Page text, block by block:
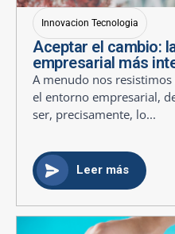
Innovacion Tecnologia
Aceptar el cambio:
empresarial más
A menudo nos
el entorno empresarial,
ser, precisamente, lo...
Leer más